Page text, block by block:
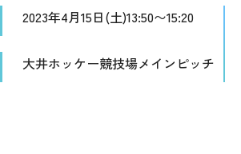
2023年4月15日(土)13:50〜15:20
大井ホッケー競技場メインピッチ